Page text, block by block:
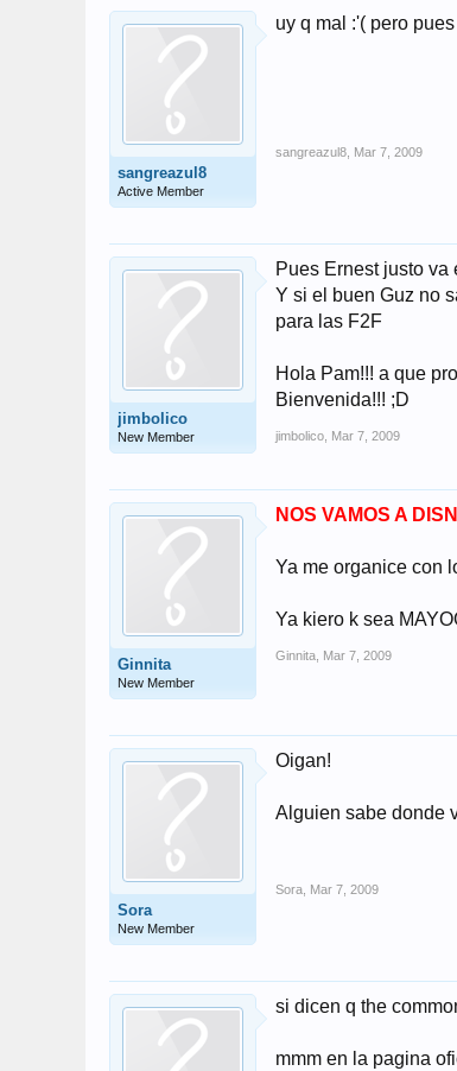
sangreazul8
Active Member
uy q mal :'( pero
sangreazul8 Mar 7, 2009
jimbolico
New Member
Pues Ernest justo va
Y si el buen Guz no
para las F2F
Hola Pam!!! a que
Bienvenida!!! ;D
jimbolico Mar 7, 2009
Ginnita
New Member
NOS VAMOS A
Ya me organice con
Ya kiero k sea
Ginnita Mar 7, 2009
Sora
New Member
Oigan!
Alguien sabe donde
Sora Mar 7, 2009
si dicen q the
mmm en la pagina